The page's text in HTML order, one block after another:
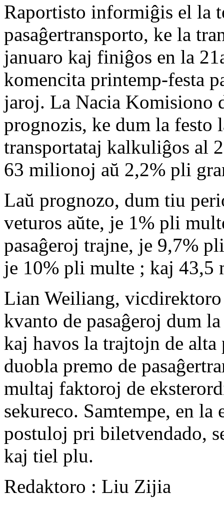
Raportisto informiĝis el la
pasaĝertransporto, ke la
januaro kaj finiĝos en la
komencita printemp-festa
jaroj. La Nacia Komisiono
prognozis, ke dum la festo
transportataj kalkuliĝos al
63 milionoj aŭ 2,2% pli
Laŭ prognozo, dum tiu
veturos aŭte, je 1% pli
pasaĝeroj trajne, je 9,7%
je 10% pli multe ; kaj
Lian Weiliang,
kvanto de pasaĝeroj dum
kaj havos la trajtojn de
duobla premo de
multaj faktoroj de
sekureco. Samtempe, en
postuloj pri biletvendado,
kaj tiel plu.
Redaktoro : Liu Zijia